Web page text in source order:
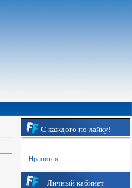
С каждого по лайку!
Нравится
Личный кабинет